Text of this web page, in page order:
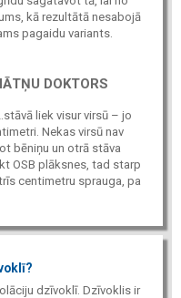
kā rezultātā nesabojā
pagaidu variants.
DOKTORS
liek visur virsū – jo
Nekas virsū nav
bēniņu un otrā stāva
OSB plāksnes, tad starp
centimetru sprauga, pa
dzīvoklī. Dzīvoklis ir